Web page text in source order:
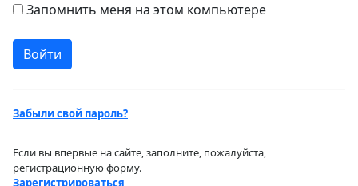
Запомнить меня на этом компьютере
Забыли свой пароль?
Если вы впервые на сайте, заполните, пожалуйста,
регистрационную форму.
Зарегистрироваться